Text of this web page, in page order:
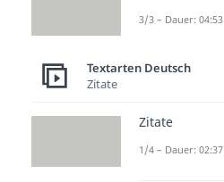
3/3 – Dauer: 04:53
Textarten Deutsch
Zitate
Zitate
1/4 – Dauer: 02:37